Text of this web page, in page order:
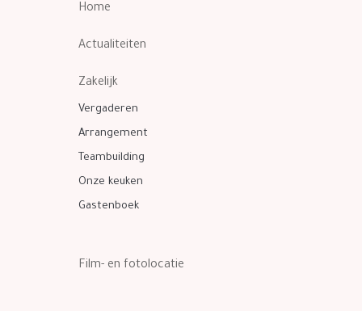
Home
Actualiteiten
Zakelijk
Vergaderen
Arrangement
Teambuilding
Onze keuken
Gastenboek
Film- en fotolocatie